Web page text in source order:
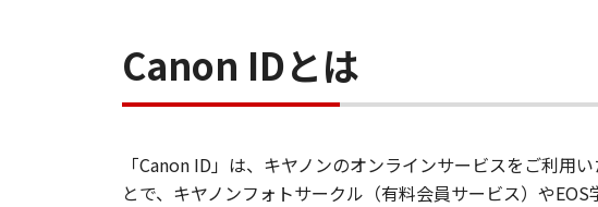
Canon IDとは
「Canon ID」は、キヤノンのオンラインサービスをご利用
とで、キヤノンフォトサークル（有料会員サービス）や